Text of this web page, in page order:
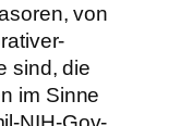
von
sind, die
im Sinne